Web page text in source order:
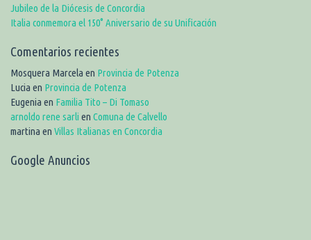
Jubileo de la Diócesis de Concordia
Italia conmemora el 150° Aniversario de su Unificación
Comentarios recientes
Mosquera Marcela en Provincia de Potenza
Lucia en Provincia de Potenza
Eugenia en Familia Tito – Di Tomaso
arnoldo rene sarli en Comuna de Calvello
martina en Villas Italianas en Concordia
Google Anuncios